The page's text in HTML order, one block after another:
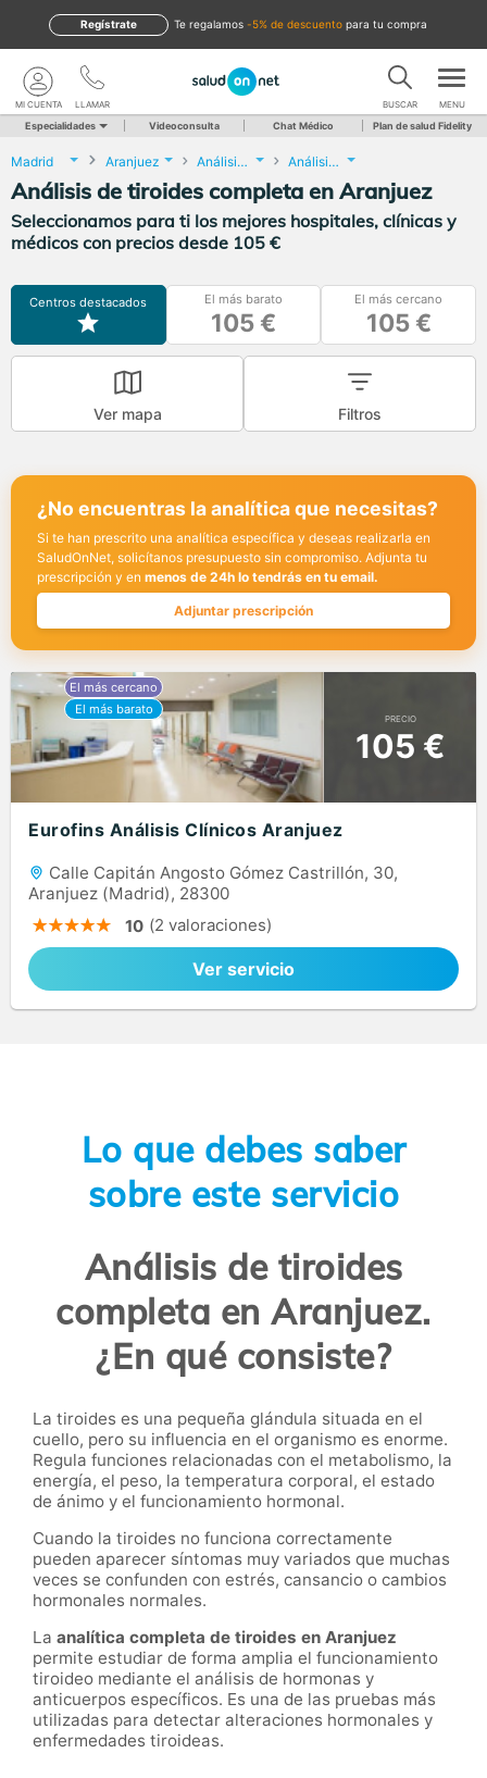
te regalamos -5% de descuento para tu compra
Regístrate
LLAMAR
MI CUENTA BUSCAR MENU
Especialidades Videoconsulta Chat Médico Plan de salud Fidelity
Madrid Aranjuez Análisis Clínicos Análisis de tiroides completa
Análisis de tiroides completa en Aranjuez
Seleccionamos para ti los mejores hospitales, clínicas y
médicos con precios desde 105 €
Centros destacados El más barato
105 €
El más cercano
105 €
Ver mapa Filtros
¿No encuentras la analítica que necesitas?
Si te han prescrito una analítica específica y deseas realizarla en
SaludOnNet, solicítanos presupuesto sin compromiso. Adjunta tu
prescripción y en menos de 24h lo tendrás en tu email.
Adjuntar prescripción
PRECIO
105 €
Eurofins Análisis Clínicos Aranjuez
Calle Capitán Angosto Gómez Castrillón, 30,
Aranjuez (Madrid), 28300
10 (2 valoraciones)
Ver servicio
Lo que debes saber
sobre este servicio
Análisis de tiroides
completa en Aranjuez.
¿En qué consiste?
La tiroides es una pequeña glándula situada en el
cuello, pero su influencia en el organismo es enorme.
Regula funciones relacionadas con el metabolismo, la
energía, el peso, la temperatura corporal, el estado
de ánimo y el funcionamiento hormonal.
Cuando la tiroides no funciona correctamente
pueden aparecer síntomas muy variados que muchas
veces se confunden con estrés, cansancio o cambios
hormonales normales.
La analítica completa de tiroides en Aranjuez
permite estudiar de forma amplia el funcionamiento
tiroideo mediante el análisis de hormonas y
anticuerpos específicos. Es una de las pruebas más
utilizadas para detectar alteraciones hormonales y
enfermedades tiroideas.